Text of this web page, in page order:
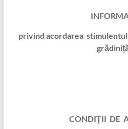
privind acordarea
CONDIȚII DE